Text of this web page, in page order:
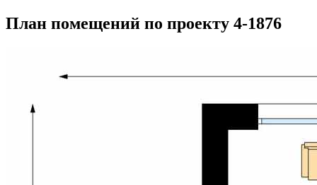
План помещений по проекту 4-1876